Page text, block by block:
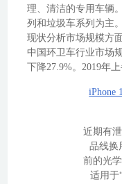
理、清洁的专用车辆
列和垃圾车系列为主
现状分析市场规模方
中国环卫车行业市场
下降27.9%。2019年
iPhone
近期有
品线换
前的光
适用于